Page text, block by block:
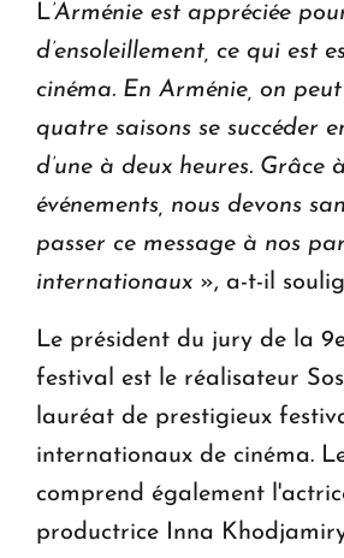
L’Arménie est appréciée
d’ensoleillement, ce qui est
cinéma. En Arménie, on
quatre saisons se succéder
d’une à deux heures. Grâce
événements, nous devons
passer ce message à nos
internationaux », a-t-il
Le président du jury de la
festival est le réalisateur
lauréat de prestigieux
internationaux de cinéma.
comprend également
productrice Inna